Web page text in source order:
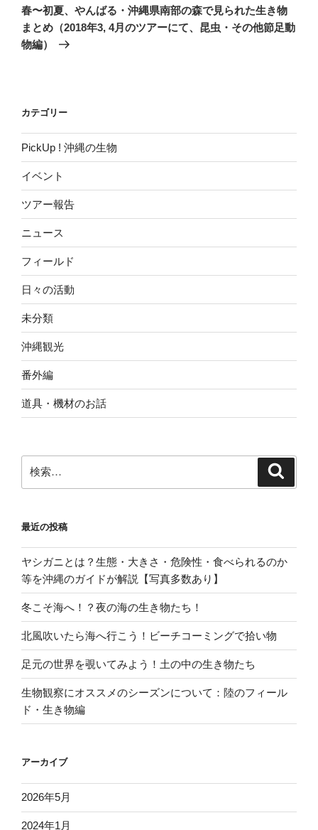
ー
シ
ョ
の
投
稿
春〜初夏、やんばる・沖縄県南部の森で見られた生き物
まとめ（2018年3, 4月のツアーにて、昆虫・その他節足動
物編）
カテゴリー
PickUp ! 沖縄の生物
イベント
ツアー報告
ニュース
フィールド
日々の活動
未分類
沖縄観光
番外編
道具・機材のお話
索:
最近の投稿
ヤシガニとは？生態・大きさ・危険性・食べられるのか
等を沖縄のガイドが解説【写真多数あり】
冬こそ海へ！？夜の海の生き物たち！
北風吹いたら海へ行こう！ビーチコーミングで拾い物
足元の世界を覗いてみよう！土の中の生き物たち
生物観察にオススメのシーズンについて：陸のフィール
ド・生き物編
アーカイブ
2026年5月
2024年1月